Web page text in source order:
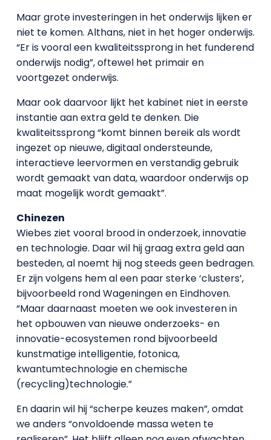
Maar grote investeringen in het onderwijs lijken er
niet te komen. Althans, niet in het hoger onderwijs.
“Er is vooral een kwaliteitssprong in het funderend
onderwijs nodig”, oftewel het primair en
voortgezet onderwijs.
Maar ook daarvoor lijkt het kabinet niet in eerste
instantie aan extra geld te denken. Die
kwaliteitssprong “komt binnen bereik als wordt
ingezet op nieuwe, digitaal ondersteunde,
interactieve leervormen en verstandig gebruik
wordt gemaakt van data, waardoor onderwijs op
maat mogelijk wordt gemaakt”.
Chinezen
Wiebes ziet vooral brood in onderzoek, innovatie
en technologie. Daar wil hij graag extra geld aan
besteden, al noemt hij nog steeds geen bedragen.
Er zijn volgens hem al een paar sterke ‘clusters’,
bijvoorbeeld rond Wageningen en Eindhoven.
“Maar daarnaast moeten we ook investeren in
het opbouwen van nieuwe onderzoeks- en
innovatie-ecosystemen rond bijvoorbeeld
kunstmatige intelligentie, fotonica,
kwantumtechnologie en chemische
(recycling)technologie.”
En daarin wil hij “scherpe keuzes maken”, omdat
we anders “onvoldoende massa weten te